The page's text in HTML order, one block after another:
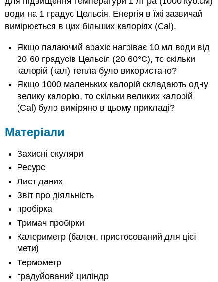
води на 1 градус Цельсія. Енергія в їжі зазвичай
вимірюється в цих більших калоріях (Cal).
Якщо палаючий арахіс нагріває 10 мл води від
20-60 градусів Цельсія (20-60°C), то скільки
калорій (кал) тепла було використано?
Якщо 1000 маленьких калорій складають одну
велику калорію, то скільки великих калорій
(Cal) було виміряно в цьому прикладі?
Матеріали
Захисні окуляри
Ресурс
Лист даних
Звіт про діяльність
пробірка
Тримач пробірки
Калориметр (балон, пристосований для цієї
мети)
Термометр
градуйований циліндр